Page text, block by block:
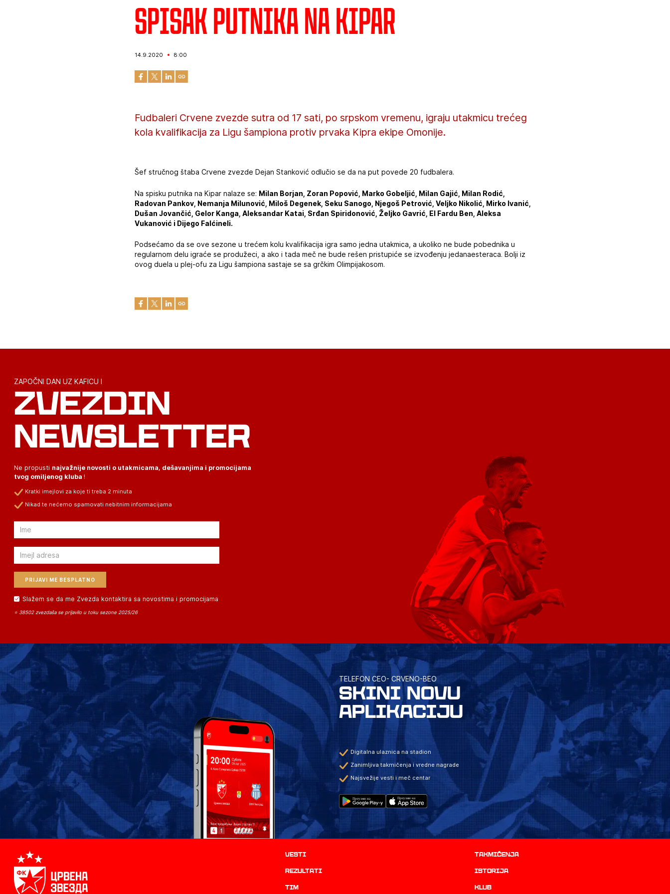
Spisak putnika na Kipar
14.9.2020 8:00
Fudbaleri Crvene zvezde sutra od 17 sati, po srpskom vremenu, igraju utakmicu trećeg
kola kvalifikacija za Ligu šampiona protiv prvaka Kipra ekipe Omonije.
Šef stručnog štaba Crvene zvezde Dejan Stanković odlučio se da na put povede 20 fudbalera.
Na spisku putnika na Kipar nalaze se: Milan Borjan, Zoran Popović, Marko Gobeljić, Milan Gajić, Milan Rodić,
Radovan Pankov, Nemanja Milunović, Miloš Degenek, Seku Sanogo, Njegoš Petrović, Veljko Nikolić, Mirko Ivanić,
Dušan Jovančić, Gelor Kanga, Aleksandar Katai, Srđan Spiridonović, Željko Gavrić, El Fardu Ben, Aleksa
Vukanović i Dijego Falćineli.
Podsećamo da se ove sezone u trećem kolu kvalifikacija igra samo jedna utakmica, a ukoliko ne bude pobednika u
regularnom delu igraće se produžeci, a ako i tada meč ne bude rešen pristupiće se izvođenju jedanaesteraca. Bolji iz
ovog duela u plej-ofu za Ligu šampiona sastaje se sa grčkim Olimpijakosom.
ZAPOČNI DAN UZ KAFICU I
ZVEZDIN
NEWSLETTER
Ne propusti najvažnije novosti o utakmicama, dešavanjima i promocijama
tvog omiljenog kluba !
Kratki imejlovi za koje ti treba 2 minuta
Nikad te nećemo spamovati nebitnim informacijama
Email
Email
Slažem se da me Zvezda kontaktira sa novostima i promocijama
⭐ 38502 zvezdaša se prijavilo u toku sezone 2025/26
TELEFON CEO- CRVENO-BEO
SKINI NOVU
APLIKACIJU
Digitalna ulaznica na stadion
Zanimljiva takmičenja i vredne nagrade
Najsvežije vesti i meč centar
Vesti Takmičenja
rezultati istorija
TIM Klub